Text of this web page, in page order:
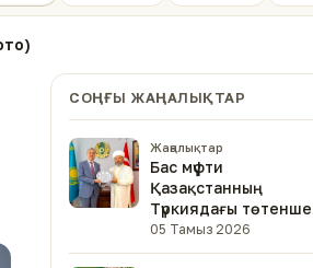
СОҢҒЫ ЖАҢАЛЫҚТАР
Жаңалықтар
Бас мүфти
Қазақстанның
Түркиядағы төтенше
және өкілетті
елшісімен кездесті
05 Тамыз 2026